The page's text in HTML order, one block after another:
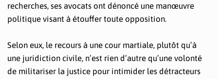
recherches, ses avocats ont dénoncé une manœuvre
politique visant à étouffer toute opposition.
Selon eux, le recours à une cour martiale, plutôt qu’à
une juridiction civile, n’est rien d’autre qu’une volonté
de militariser la justice pour intimider les détracteurs